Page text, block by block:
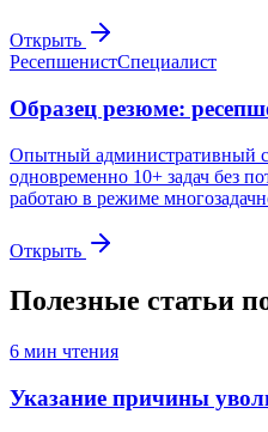
Открыть
РесепшенистСпециалист
Образец резюме:
Опытный административный
одновременно 10+ задач без
работаю в режиме
Открыть
Полезные статьи
6 мин чтения
Указание причины